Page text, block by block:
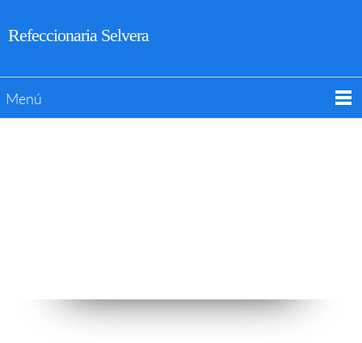
Refeccionaria Selvera
Menú